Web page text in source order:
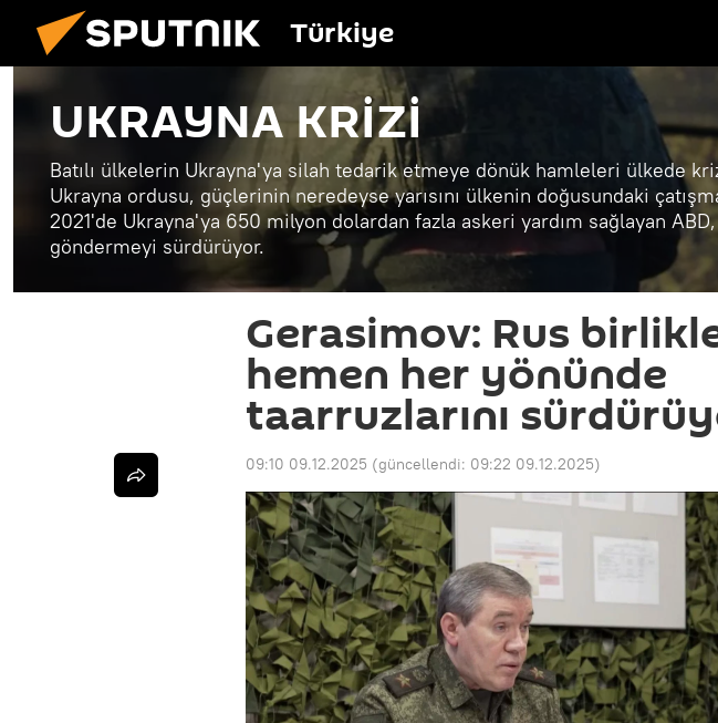
Türkiye
UKRAYNA KRİZİ
Batılı ülkelerin Ukrayna'ya silah tedarik etmeye dönük hamleleri ülkede
Ukrayna ordusu, güçlerinin neredeyse yarısını ülkenin doğusundaki
2021'de Ukrayna'ya 650 milyon dolardan fazla askeri yardım sağlayan
göndermeyi sürdürüyor.
Gerasimov: Rus
hemen her yönünde
taarruzlarını
09:10 09.12.2025 (güncellendi: 09:22 09.12.2025)